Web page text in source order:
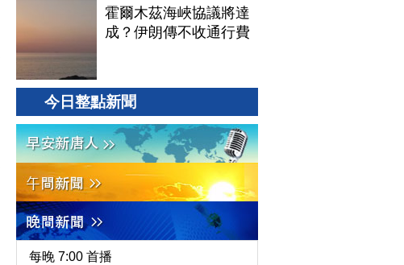
霍爾木茲海峽協議將達
成？伊朗傳不收通行費
今日整點新聞
每晚 7:00 首播